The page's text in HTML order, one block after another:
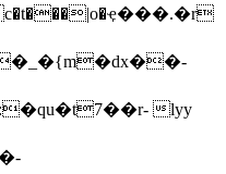
c�t���|o�ҿ���.�r
lyy